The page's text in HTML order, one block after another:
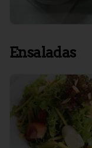
Ensaladas